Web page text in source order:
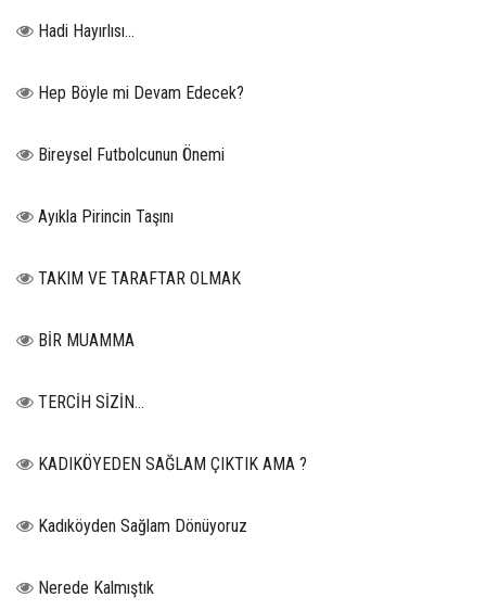
Hadi Hayırlısı…
Hep Böyle mi Devam Edecek?
Bireysel Futbolcunun Önemi
Ayıkla Pirincin Taşını
TAKIM VE TARAFTAR OLMAK
BİR MUAMMA
TERCİH SİZİN…
KADIKÖYEDEN SAĞLAM ÇIKTIK AMA ?
Kadıköyden Sağlam Dönüyoruz
Nerede Kalmıştık